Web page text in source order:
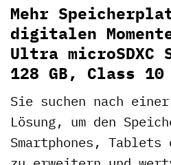
Mehr
digitalen
Ultra microSDXC
128 GB, Class 10
Sie suchen nach
Lösung, um den
Smartphones,